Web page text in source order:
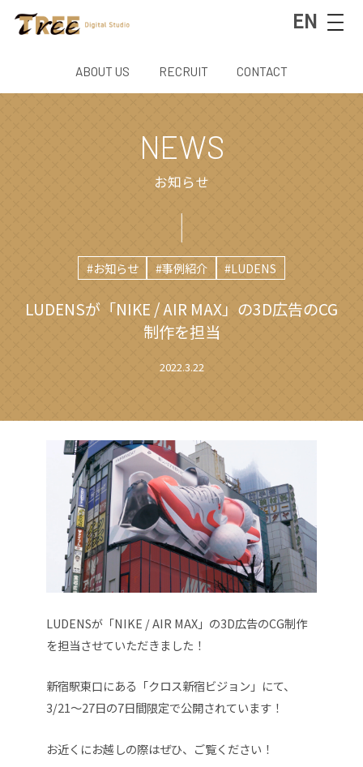
EN
ABOUT US RECRUIT CONTACT
NEWS
お知らせ
#お知らせ #事例紹介 #LUDENS
LUDENSが「NIKE / AIR MAX」の3D広告のCG
制作を担当
2022.3.22
LUDENSが「NIKE / AIR MAX」の3D広告のCG制作
を担当させていただきました！
新宿駅東口にある「クロス新宿ビジョン」にて、
3/21〜27日の7日間限定で公開されています！
お近くにお越しの際はぜひ、ご覧ください！